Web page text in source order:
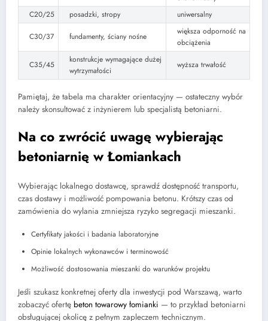
C20/25
posadzki, stropy uniwersalny
C30/37 fundamenty, ściany nośne
większa odporność na
obciążenia
C35/45
konstrukcje wymagające dużej
wytrzymałości
wyższa trwałość
Pamiętaj, że tabela ma charakter orientacyjny — ostateczny wybór
należy skonsultować z inżynierem lub specjalistą betoniarni.
Na co zwrócić uwagę wybierając
betoniarnię w Łomiankach
Wybierając lokalnego dostawcę, sprawdź dostępność transportu,
czas dostawy i możliwość pompowania betonu. Krótszy czas od
zamówienia do wylania zmniejsza ryzyko segregacji mieszanki.
Certyfikaty jakości i badania laboratoryjne
Opinie lokalnych wykonawców i terminowość
Możliwość dostosowania mieszanki do warunków projektu
Jeśli szukasz konkretnej oferty dla inwestycji pod Warszawą, warto
zobaczyć ofertę beton towarowy łomianki — to przykład betoniarni
obsługującej okolicę z pełnym zapleczem technicznym.